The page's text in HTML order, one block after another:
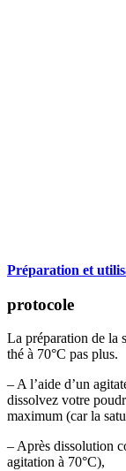
Préparation et
protocole
La préparation de la
thé à 70°C pas plus.
– A l’aide d’un
dissolvez votre
maximum (car la
– Après dissolution
agitation à 70°C),